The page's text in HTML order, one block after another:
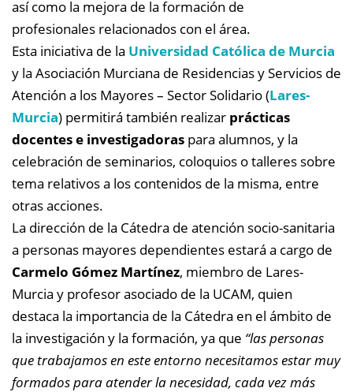
así como la mejora de la formación de
profesionales relacionados con el área.
Esta iniciativa de la Universidad Católica de Murcia
y la Asociación Murciana de Residencias y Servicios de
Atención a los Mayores – Sector Solidario (Lares-
Murcia) permitirá también realizar prácticas
docentes e investigadoras para alumnos, y la
celebración de seminarios, coloquios o talleres sobre
tema relativos a los contenidos de la misma, entre
otras acciones.
La dirección de la Cátedra de atención socio-sanitaria
a personas mayores dependientes estará a cargo de
Carmelo Gómez Martínez, miembro de Lares-
Murcia y profesor asociado de la UCAM, quien
destaca la importancia de la Cátedra en el ámbito de
la investigación y la formación, ya que “las personas
que trabajamos en este entorno necesitamos estar muy
formados para atender la necesidad, cada vez más